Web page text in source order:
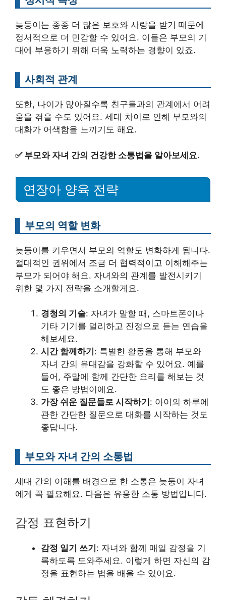
늦둥이는 종종 더 많은 보호와 사랑을 받기 때문에
정서적으로 더 민감할 수 있어요. 이들은 부모의 기
대에 부응하기 위해 더욱 노력하는 경향이 있죠.
사회적 관계
또한, 나이가 많아질수록 친구들과의 관계에서 어려
움을 겪을 수도 있어요. 세대 차이로 인해 부모와의
대화가 어색함을 느끼기도 해요.
✅ 부모와 자녀 간의 건강한 소통법을 알아보세요.
연장아 양육 전략
부모의 역할 변화
늦둥이를 키우면서 부모의 역할도 변화하게 됩니다.
절대적인 권위에서 조금 더 협력적이고 이해해주는
부모가 되어야 해요. 자녀와의 관계를 발전시키기
위한 몇 가지 전략을 소개할게요.
경청의 기술: 자녀가 말할 때, 스마트폰이나
기타 기기를 멀리하고 진정으로 듣는 연습을
해보세요.
시간 함께하기 : 특별한 활동을 통해 부모와
자녀 간의 유대감을 강화할 수 있어요. 예를
들어, 주말에 함께 간단한 요리를 해보는 것
도 좋은 방법이에요.
가장 쉬운 질문들로 시작하기 : 아이의 하루에
관한 간단한 질문으로 대화를 시작하는 것도
좋답니다.
부모와 자녀 간의 소통법
세대 간의 이해를 배경으로 한 소통은 늦둥이 자녀
에게 꼭 필요해요. 다음은 유용한 소통 방법입니다.
감정 표현하기
감정 일기 쓰기: 자녀와 함께 매일 감정을 기
록하도록 도와주세요. 이렇게 하면 자신의 감
정을 표현하는 법을 배울 수 있어요.